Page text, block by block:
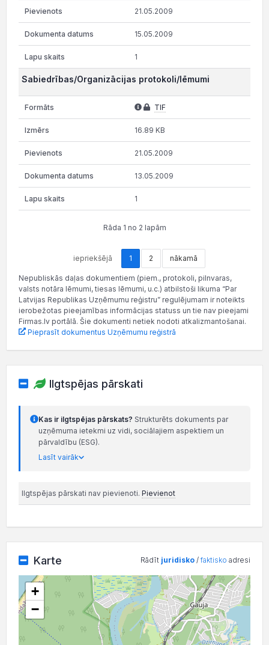
21.05.2009
15.05.2009
1
Sabiedrības/Organizācijas protokoli/lēmumi
TIF
16.89 KB
21.05.2009
13.05.2009
1
Rāda 1 no 2 lapām
iepriekšējā 1 2 nākamā
Nepubliskās daļas dokumentiem (piem., protokoli, pilnvaras,
valsts notāra lēmumi, tiesas lēmumi, u.c.) atbilstoši likuma “Par
Latvijas Republikas Uzņēmumu reģistru” regulējumam ir noteikts
ierobežotas pieejamības informācijas statuss un tie nav pieejami
Firmas.lv portālā. Šie dokumenti netiek nodoti atkalizmantošanai.
Pieprasīt dokumentus Uzņēmumu reģistrā
Ilgtspējas pārskati
Kas ir ilgtspējas pārskats? Strukturēts dokuments par
uzņēmuma ietekmi uz vidi, sociālajiem aspektiem un
pārvaldību (ESG).
Lasīt vairāk
Ilgtspējas pārskati nav pievienoti. Pievienot
Karte Rādīt juridisko /faktisko adresi
+
−